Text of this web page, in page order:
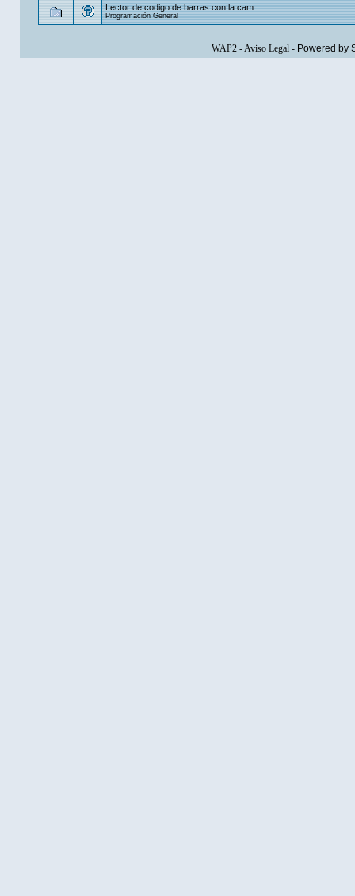
Lector de codigo de barras con la cam
Programación General
WAP2-Aviso Legal- Powered by